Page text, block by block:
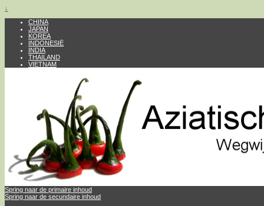
↓
CHINA
JAPAN
KOREA
INDONESIË
INDIA
THAILAND
VIETNAM
Spring naar de primaire inhoud
Spring naar de secundaire inhoud